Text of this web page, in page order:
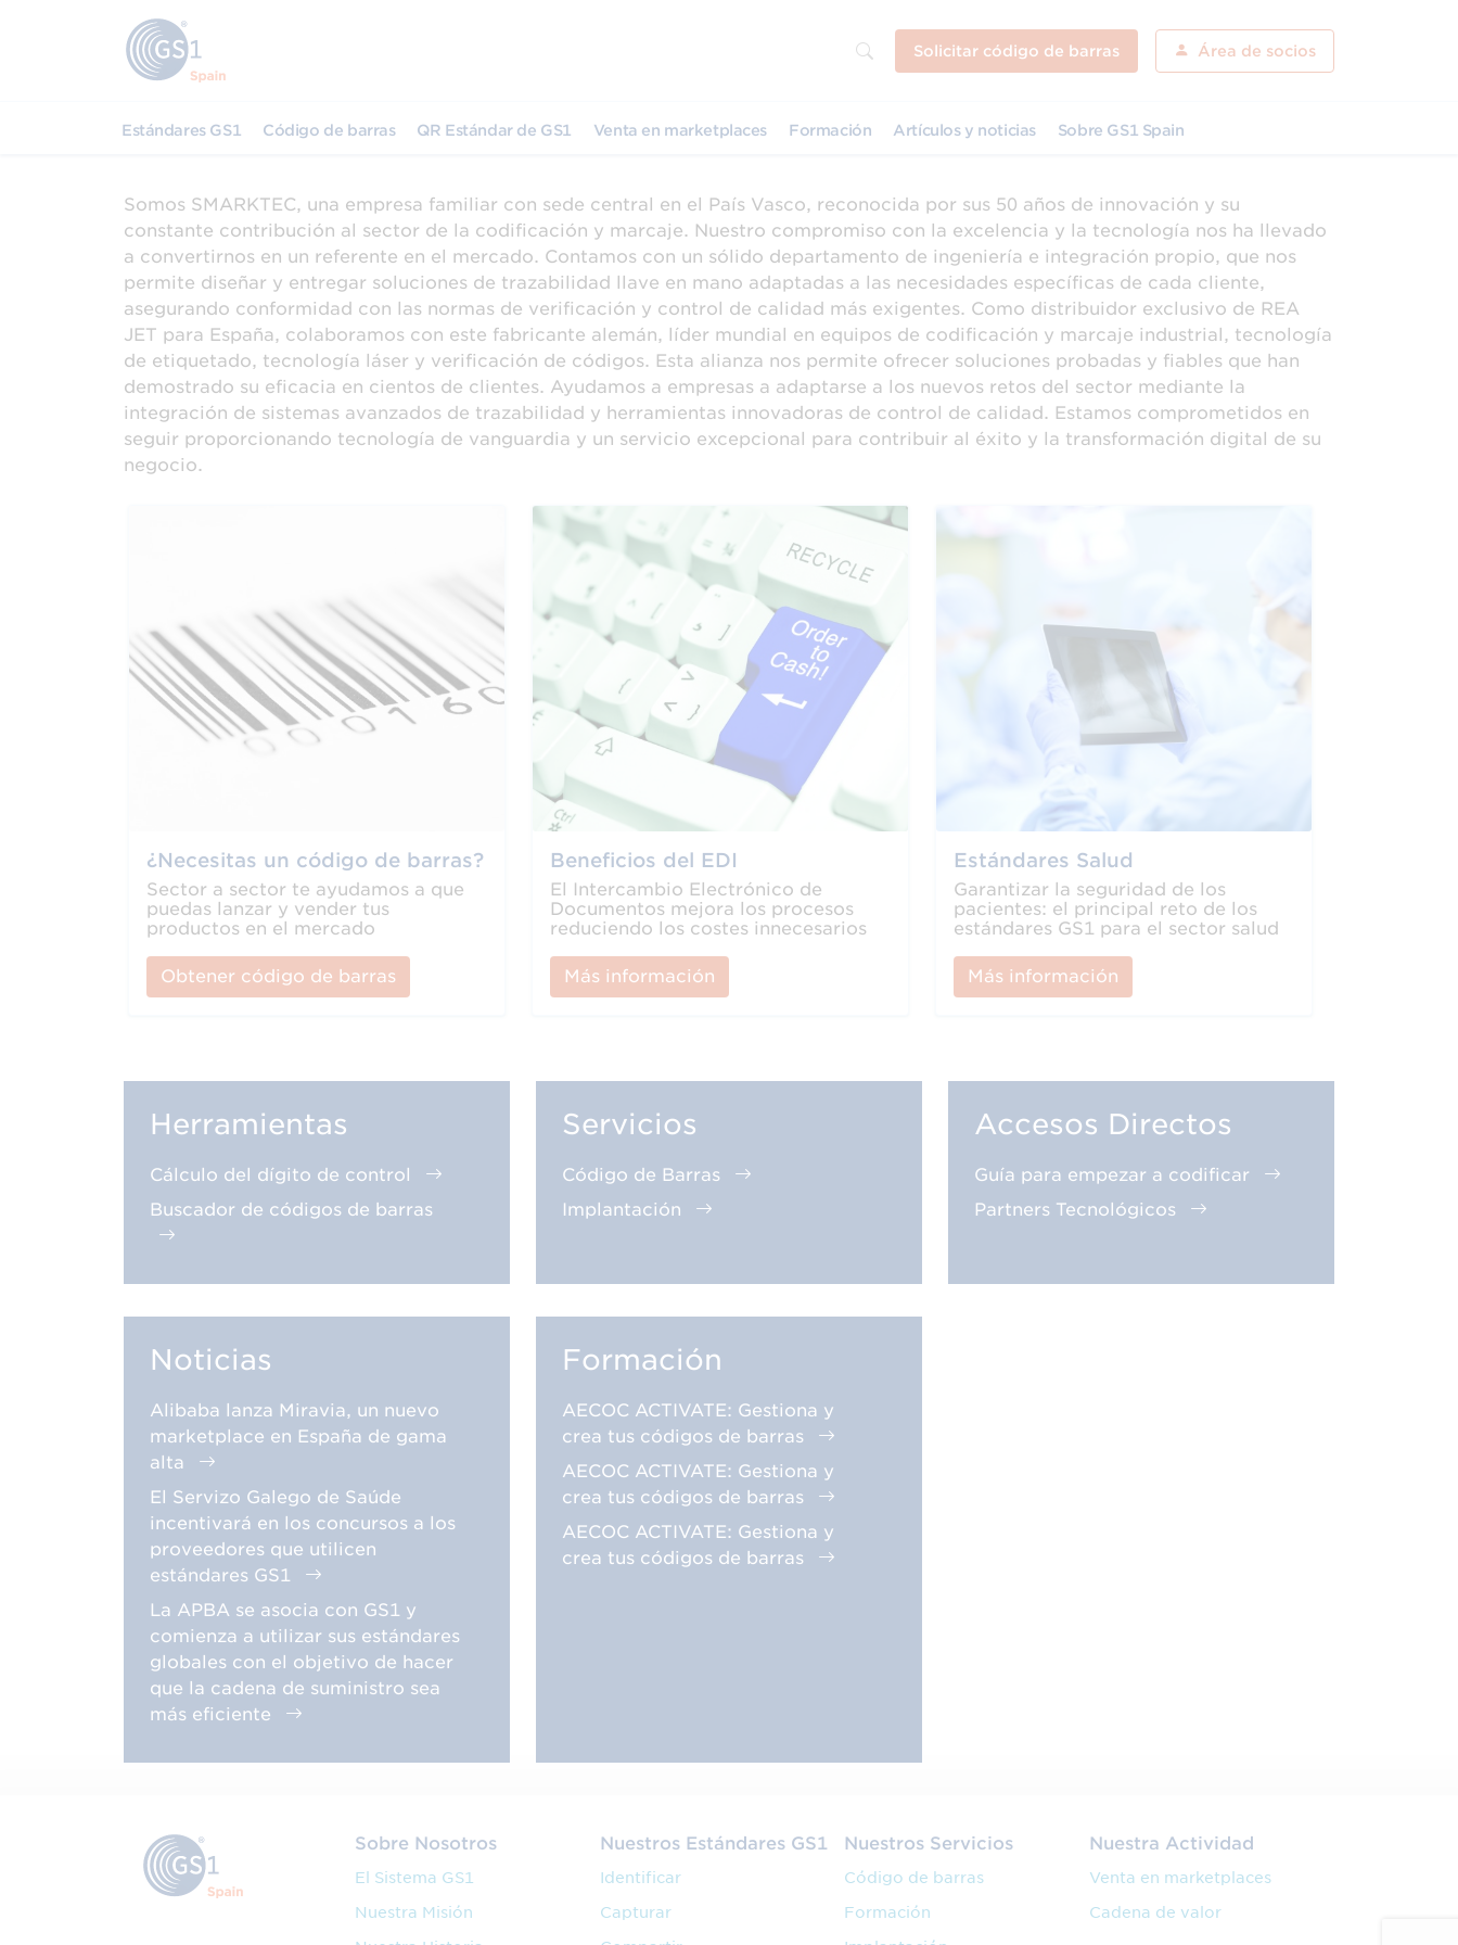
Solicitar código de barras Área de socios
Estándares GS1 Código de barras QR Estándar de GS1 Venta en marketplaces Formación Artículos y noticias Sobre GS1 Spain
Somos SMARKTEC, una empresa familiar con sede central en el País Vasco, reconocida por sus 50 años de innovación y su
constante contribución al sector de la codificación y marcaje. Nuestro compromiso con la excelencia y la tecnología nos ha llevado
a convertirnos en un referente en el mercado. Contamos con un sólido departamento de ingeniería e integración propio, que nos
permite diseñar y entregar soluciones de trazabilidad llave en mano adaptadas a las necesidades específicas de cada cliente,
asegurando conformidad con las normas de verificación y control de calidad más exigentes. Como distribuidor exclusivo de REA
JET para España, colaboramos con este fabricante alemán, líder mundial en equipos de codificación y marcaje industrial, tecnología
de etiquetado, tecnología láser y verificación de códigos. Esta alianza nos permite ofrecer soluciones probadas y fiables que han
demostrado su eficacia en cientos de clientes. Ayudamos a empresas a adaptarse a los nuevos retos del sector mediante la
integración de sistemas avanzados de trazabilidad y herramientas innovadoras de control de calidad. Estamos comprometidos en
seguir proporcionando tecnología de vanguardia y un servicio excepcional para contribuir al éxito y la transformación digital de su
negocio.
¿Necesitas un código de barras?
Sector a sector te ayudamos a que
puedas lanzar y vender tus
productos en el mercado
Obtener código de barras
Beneficios del EDI
El Intercambio Electrónico de
Documentos mejora los procesos
reduciendo los costes innecesarios
Más información
Estándares Salud
Garantizar la seguridad de los
pacientes: el principal reto de los
estándares GS1 para el sector salud
Más información
Herramientas
Cálculo del dígito de control
Buscador de códigos de barras
Servicios
Código de Barras
Implantación
Accesos Directos
Guía para empezar a codificar
Partners Tecnológicos
Noticias
Alibaba lanza Miravia, un nuevo
marketplace en España de gama
alta
El Servizo Galego de Saúde
incentivará en los concursos a los
proveedores que utilicen
estándares GS1
La APBA se asocia con GS1 y
comienza a utilizar sus estándares
globales con el objetivo de hacer
que la cadena de suministro sea
más eficiente
Formación
AECOC ACTIVATE: Gestiona y
crea tus códigos de barras
AECOC ACTIVATE: Gestiona y
crea tus códigos de barras
AECOC ACTIVATE: Gestiona y
crea tus códigos de barras
Sobre Nosotros
El Sistema GS1
Nuestra Misión
Nuestros Estándares GS1
Identificar
Capturar
Nuestros Servicios
Código de barras
Formación
Nuestra Actividad
Venta en marketplaces
Cadena de valor